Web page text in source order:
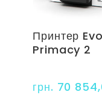
Принтер
Primacy 2
грн. 70